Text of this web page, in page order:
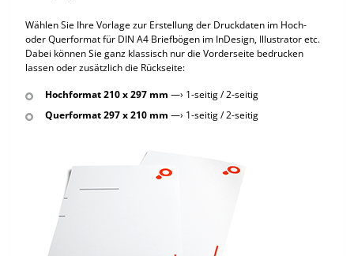
Wählen Sie Ihre Vorlage zur Erstellung der Druckdaten im Hoch-
oder Querformat für DIN A4 Briefbögen im InDesign, Illustrator etc.
Dabei können Sie ganz klassisch nur die Vorderseite bedrucken
lassen oder zusätzlich die Rückseite:
Hochformat 210 x 297 mm —› 1-seitig / 2-seitig
Querformat 297 x 210 mm —› 1-seitig / 2-seitig